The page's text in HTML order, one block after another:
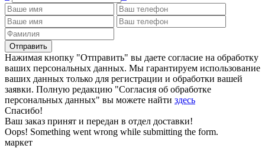
Нажимая кнопку "Отправить" вы даете согласие на обработку
ваших персональных данных. Мы гарантируем использование
ваших данных только для регистрации и обработки вашей
заявки. Полную редакцию "Согласия об обработке
персональных данных" вы можете найти здесь
Спасибо!
Ваш заказ принят и передан в отдел доставки!
Oops! Something went wrong while submitting the form.
маркет